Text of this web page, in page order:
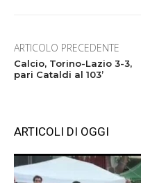
ARTICOLO PRECEDENTE
Calcio, Torino-Lazio 3-3,
pari Cataldi al 103’
ARTICOLI DI OGGI